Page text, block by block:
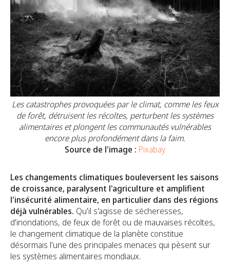
Les catastrophes provoquées par le climat, comme les feux
de forêt, détruisent les récoltes, perturbent les systèmes
alimentaires et plongent les communautés vulnérables
encore plus profondément dans la faim.
Source de l'image : Pixabay
Les changements climatiques bouleversent les saisons
de croissance, paralysent l'agriculture et amplifient
l'insécurité alimentaire, en particulier dans des régions
déjà vulnérables. Qu'il s'agisse de sécheresses,
d'inondations, de feux de forêt ou de mauvaises récoltes,
le changement climatique de la planète constitue
désormais l'une des principales menaces qui pèsent sur
les systèmes alimentaires mondiaux.